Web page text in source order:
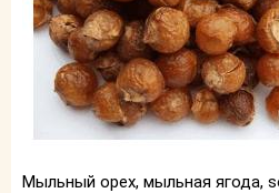
Мыльный орех, мыльная ягода,